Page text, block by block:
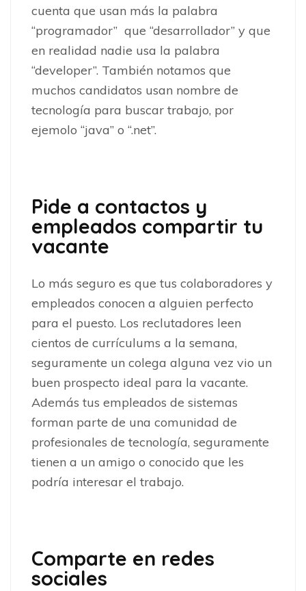
cuenta que usan más la palabra
“programador” que “desarrollador” y que
en realidad nadie usa la palabra
“developer”. También notamos que
muchos candidatos usan nombre de
tecnología para buscar trabajo, por
ejemolo “java” o “.net”.
Pide a contactos y
empleados compartir tu
vacante
Lo más seguro es que tus colaboradores y
empleados conocen a alguien perfecto
para el puesto. Los reclutadores leen
cientos de currículums a la semana,
seguramente un colega alguna vez vio un
buen prospecto ideal para la vacante.
Además tus empleados de sistemas
forman parte de una comunidad de
profesionales de tecnología, seguramente
tienen a un amigo o conocido que les
podría interesar el trabajo.
Comparte en redes
sociales